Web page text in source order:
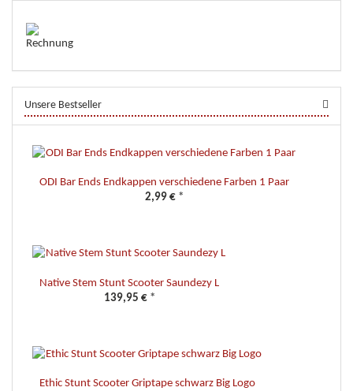
Unsere Bestseller
ODI Bar Ends Endkappen verschiedene Farben 1 Paar
2,99 € *
Native Stem Stunt Scooter Saundezy L
139,95 € *
Ethic Stunt Scooter Griptape schwarz Big Logo